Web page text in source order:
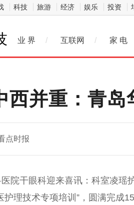
科技 旅游 经济 娱乐 投资
业 界 / 互联网 / 家 电
西并重：青
点时报
院干眼科迎来喜讯：科室凌瑶
护理技术专项培训”，圆满完成